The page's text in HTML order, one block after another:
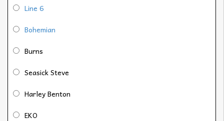
Line 6
Bohemian
Burns
Seasick Steve
Harley Benton
EKO